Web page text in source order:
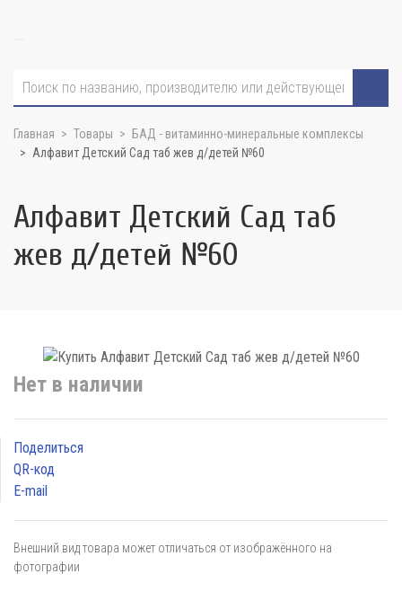
Главная Товары
БАД - витаминно-минеральные комплексы
Алфавит Детский Сад таб жев д/детей №60
Алфавит Детский Сад таб
жев д/детей №60
Нет в наличии
Поделиться
QR-код
E-mail
Внешний вид товара может отличаться от изображённого на
фотографии